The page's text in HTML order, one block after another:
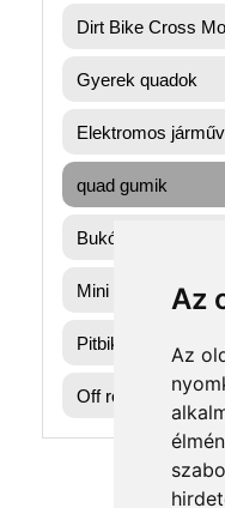
Az
Az
Dirt Bike Cross
Gyerek quadok
Elektromos
quad gumik
Bukósisak
Mini gyerek quad
Pitbike dirtbike
Off road motorok